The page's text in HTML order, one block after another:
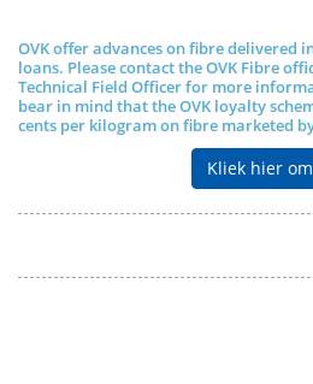
OVK offer advances on fibre delivered
loans. Please contact the OVK Fibre
Technical Field Officer for more
bear in mind that the OVK loyalty
cents per kilogram on fibre marketed
Kliek hier